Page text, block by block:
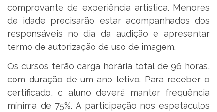
comprovante de experiência artística. Menores
de idade precisarão estar acompanhados dos
responsáveis no dia da audição e apresentar
termo de autorização de uso de imagem.
Os cursos terão carga horária total de 96 horas,
com duração de um ano letivo. Para receber o
certificado, o aluno deverá manter frequência
mínima de 75%. A participação nos espetáculos